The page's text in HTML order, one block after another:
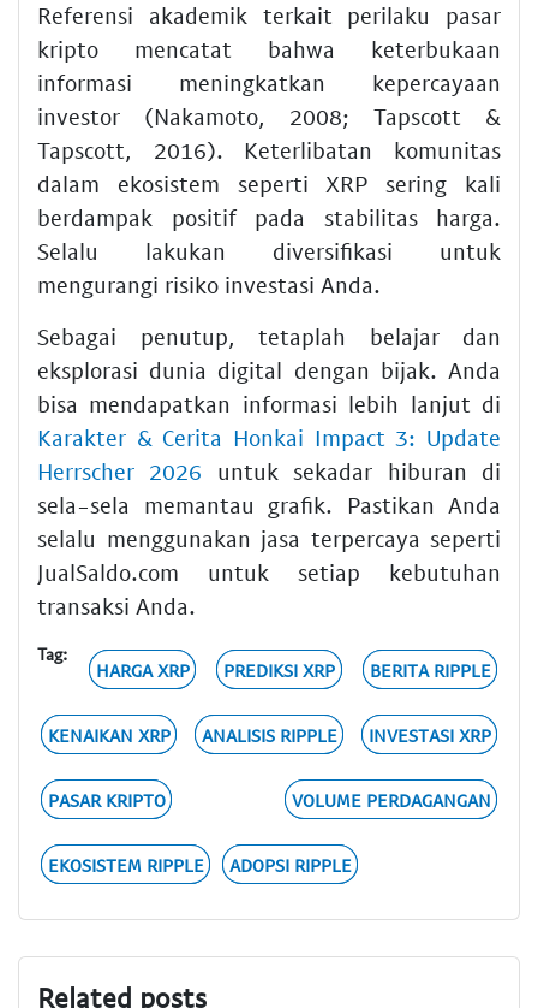
Referensi akademik terkait perilaku pasar
kripto mencatat bahwa keterbukaan
informasi meningkatkan kepercayaan
investor (Nakamoto, 2008; Tapscott &
Tapscott, 2016). Keterlibatan komunitas
dalam ekosistem seperti XRP sering kali
berdampak positif pada stabilitas harga.
Selalu lakukan diversifikasi untuk
mengurangi risiko investasi Anda.
Sebagai penutup, tetaplah belajar dan
eksplorasi dunia digital dengan bijak. Anda
bisa mendapatkan informasi lebih lanjut di
Karakter & Cerita Honkai Impact 3: Update
Herrscher 2026 untuk sekadar hiburan di
sela-sela memantau grafik. Pastikan Anda
selalu menggunakan jasa terpercaya seperti
JualSaldo.com untuk setiap kebutuhan
transaksi Anda.
Tag:
HARGA XRP PREDIKSI XRP BERITA RIPPLE
KENAIKAN XRP ANALISIS RIPPLE INVESTASI XRP
PASAR KRIPTO VOLUME PERDAGANGAN
EKOSISTEM RIPPLE ADOPSI RIPPLE
Related posts